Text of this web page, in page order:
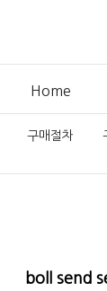
Home
구매절차
boll send